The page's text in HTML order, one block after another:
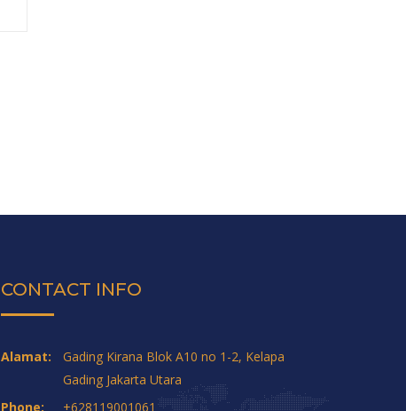
CONTACT INFO
Alamat:
Gading Kirana Blok A10 no 1-2, Kelapa
Gading Jakarta Utara
Phone:
+628119001061